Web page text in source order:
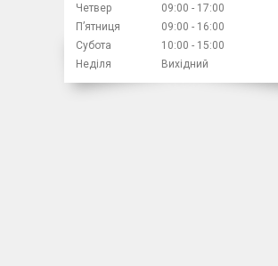
Четвер
09:00
17:00
Пʼятниця
09:00
16:00
Субота
10:00
15:00
Неділя
Вихідний